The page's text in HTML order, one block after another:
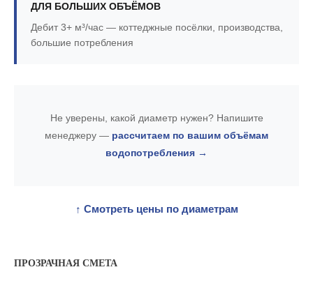
ДЛЯ БОЛЬШИХ ОБЪЁМОВ
Дебит 3+ м³/час — коттеджные посёлки, производства,
большие потребления
Не уверены, какой диаметр нужен?Напишите
менеджеру — рассчитаем по вашим объёмам
водопотребления →
↑ Смотреть цены по диаметрам
ПРОЗРАЧНАЯ СМЕТА